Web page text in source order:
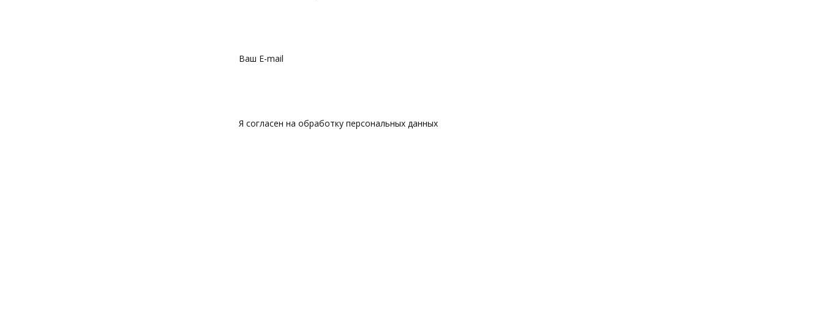
Ваш E-mail
Я согласен на обработку персональных данных